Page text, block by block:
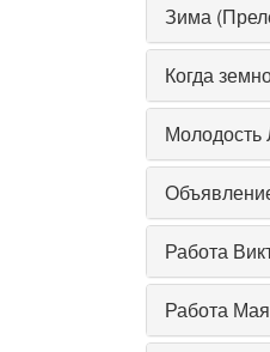
Зима
Когда
Молодость
Работа
Работа